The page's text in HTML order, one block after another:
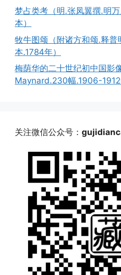
梦占类考（明.张凤翼撰.明
本）
牧牛图颂（附诸方和颂.释
本.1784年）
梅荫华的二十世纪初中国影
Maynard.230幅.1906-1912
关注微信公众号：